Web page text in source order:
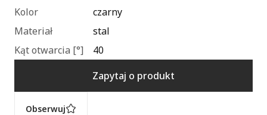
Kolor
czarny
Materiał
stal
Kąt otwarcia [°]
40
Zapytaj o produkt
Obserwuj